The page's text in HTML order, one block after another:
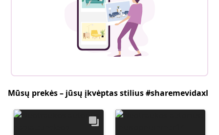
Mūsų prekės – jūsų įkvėptas stilius #sharemevidaxl